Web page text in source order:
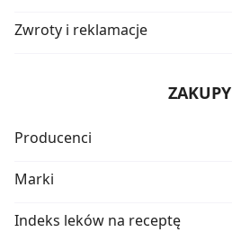
Zwroty i reklamacje
ZAKUPY
Producenci
Marki
Indeks leków na receptę